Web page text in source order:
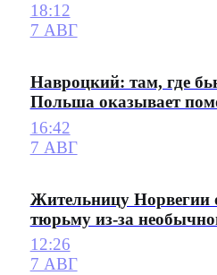
18:12
7 АВГ
Навроцкий: там, где
Польша оказывает
16:42
7 АВГ
Жительницу Норвегии
тюрьму из-за
12:26
7 АВГ